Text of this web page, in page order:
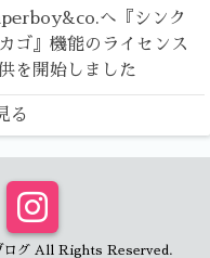
へ『シンク
ゴ』機能のライセンス
を開始しました
る
ログ All Rights Reserved.